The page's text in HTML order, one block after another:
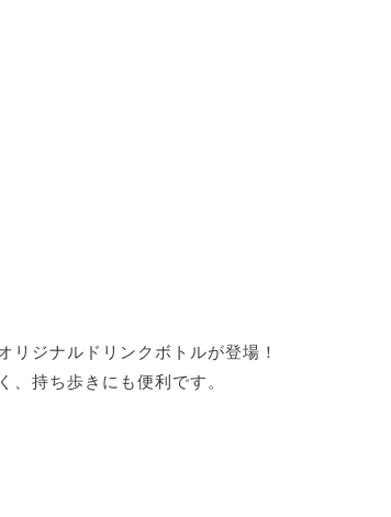
ジナルドリンクボトルが登場！
持ち歩きにも便利です。